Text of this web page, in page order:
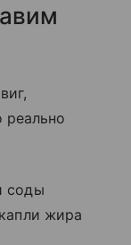
реально
соды
жира